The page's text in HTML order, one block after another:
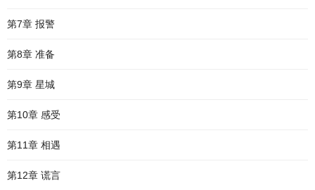
第7章 报警
第8章 准备
第9章 星城
第10章 感受
第11章 相遇
第12章 谎言